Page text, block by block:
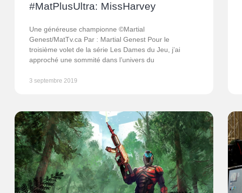
#MatPlusUltra: MissHarvey
Une généreuse championne ©Martial
Genest/MatTv.ca Par : Martial Genest Pour le
troisième volet de la série Les Dames du Jeu, j’ai
approché une sommité dans l’univers du
3 septembre 2019